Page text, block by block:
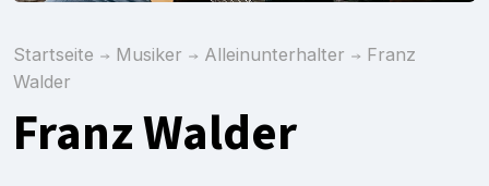
Startseite Musiker Alleinunterhalter
Franz
Walder
Franz Walder